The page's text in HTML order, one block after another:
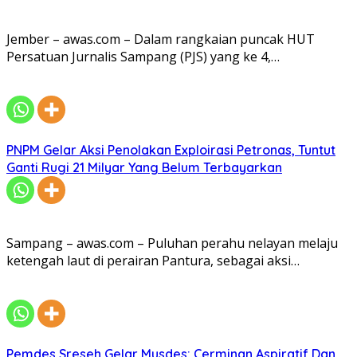
Jember – awas.com – Dalam rangkaian puncak HUT
Persatuan Jurnalis Sampang (PJS) yang ke 4,…
PNPM Gelar Aksi Penolakan Exploirasi Petronas, Tuntut
Ganti Rugi 21 Milyar Yang Belum Terbayarkan
Sampang – awas.com – Puluhan perahu nelayan melaju
ketengah laut di perairan Pantura, sebagai aksi…